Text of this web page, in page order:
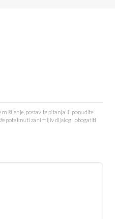
mišljenje, postavite pitanja ili ponudite
potaknuti zanimljiv dijalog i obogatiti